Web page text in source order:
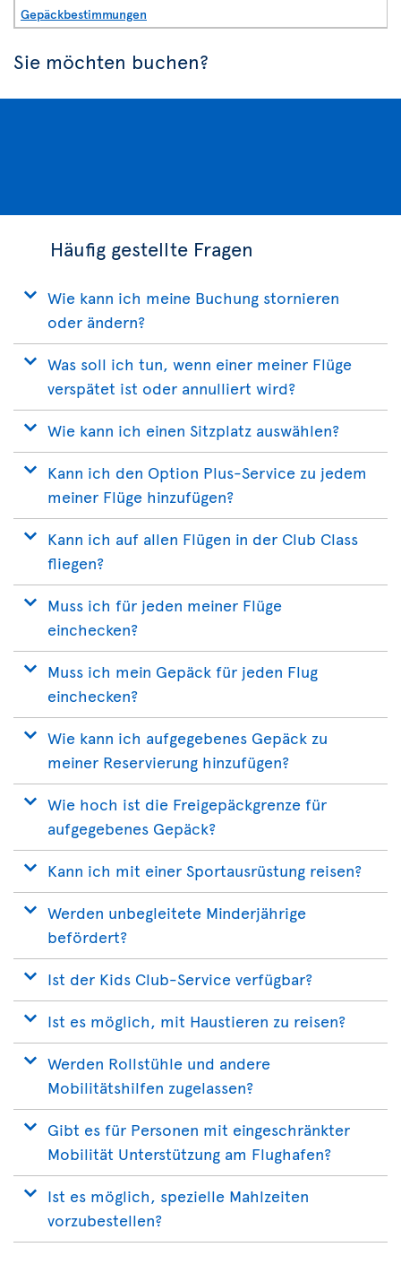
Gepäckbestimmungen
Sie möchten buchen?
Häufig gestellte Fragen
Wie kann ich meine Buchung stornieren
oder ändern?
Was soll ich tun, wenn einer meiner Flüge
verspätet ist oder annulliert wird?
Wie kann ich einen Sitzplatz auswählen?
Kann ich den Option Plus-Service zu jedem
meiner Flüge hinzufügen?
Kann ich auf allen Flügen in der Club Class
fliegen?
Muss ich für jeden meiner Flüge
einchecken?
Muss ich mein Gepäck für jeden Flug
einchecken?
Wie kann ich aufgegebenes Gepäck zu
meiner Reservierung hinzufügen?
Wie hoch ist die Freigepäckgrenze für
aufgegebenes Gepäck?
Kann ich mit einer Sportausrüstung reisen?
Werden unbegleitete Minderjährige
befördert?
Ist der Kids Club-Service verfügbar?
Ist es möglich, mit Haustieren zu reisen?
Werden Rollstühle und andere
Mobilitätshilfen zugelassen?
Gibt es für Personen mit eingeschränkter
Mobilität Unterstützung am Flughafen?
Ist es möglich, spezielle Mahlzeiten
vorzubestellen?